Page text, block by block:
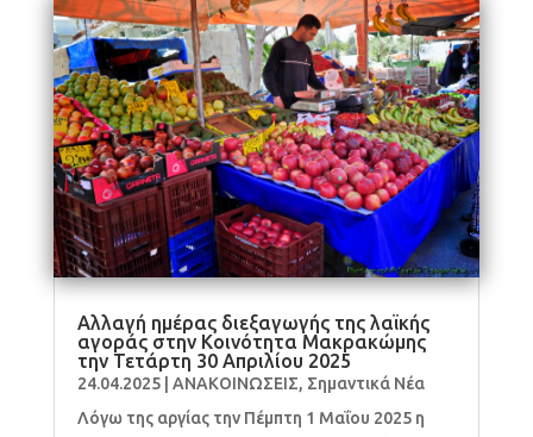
Αλλαγή ημέρας διεξαγωγής της λαϊκής
αγοράς στην Κοινότητα Μακρακώμης
την Τετάρτη 30 Απριλίου 2025
24.04.2025| ΑΝΑΚΟΙΝΩΣΕΙΣ, Σημαντικά Νέα
Λόγω της αργίας την Πέμπτη 1 Μαΐου 2025 η